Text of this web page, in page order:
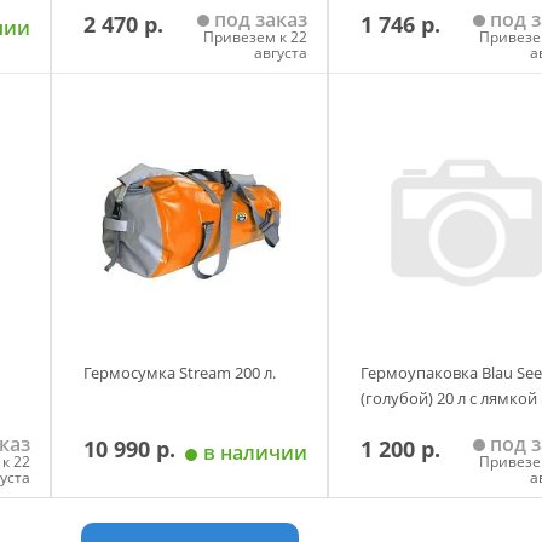
2 470 р. под заказ
Привезем к 22
августа
1 746 р. под
22
Гермосумка Stream 200 л.
10 990 р. в наличии
Гермоупаковка Blau See
(голубой) 20 л с лямкой
1 200 р. под